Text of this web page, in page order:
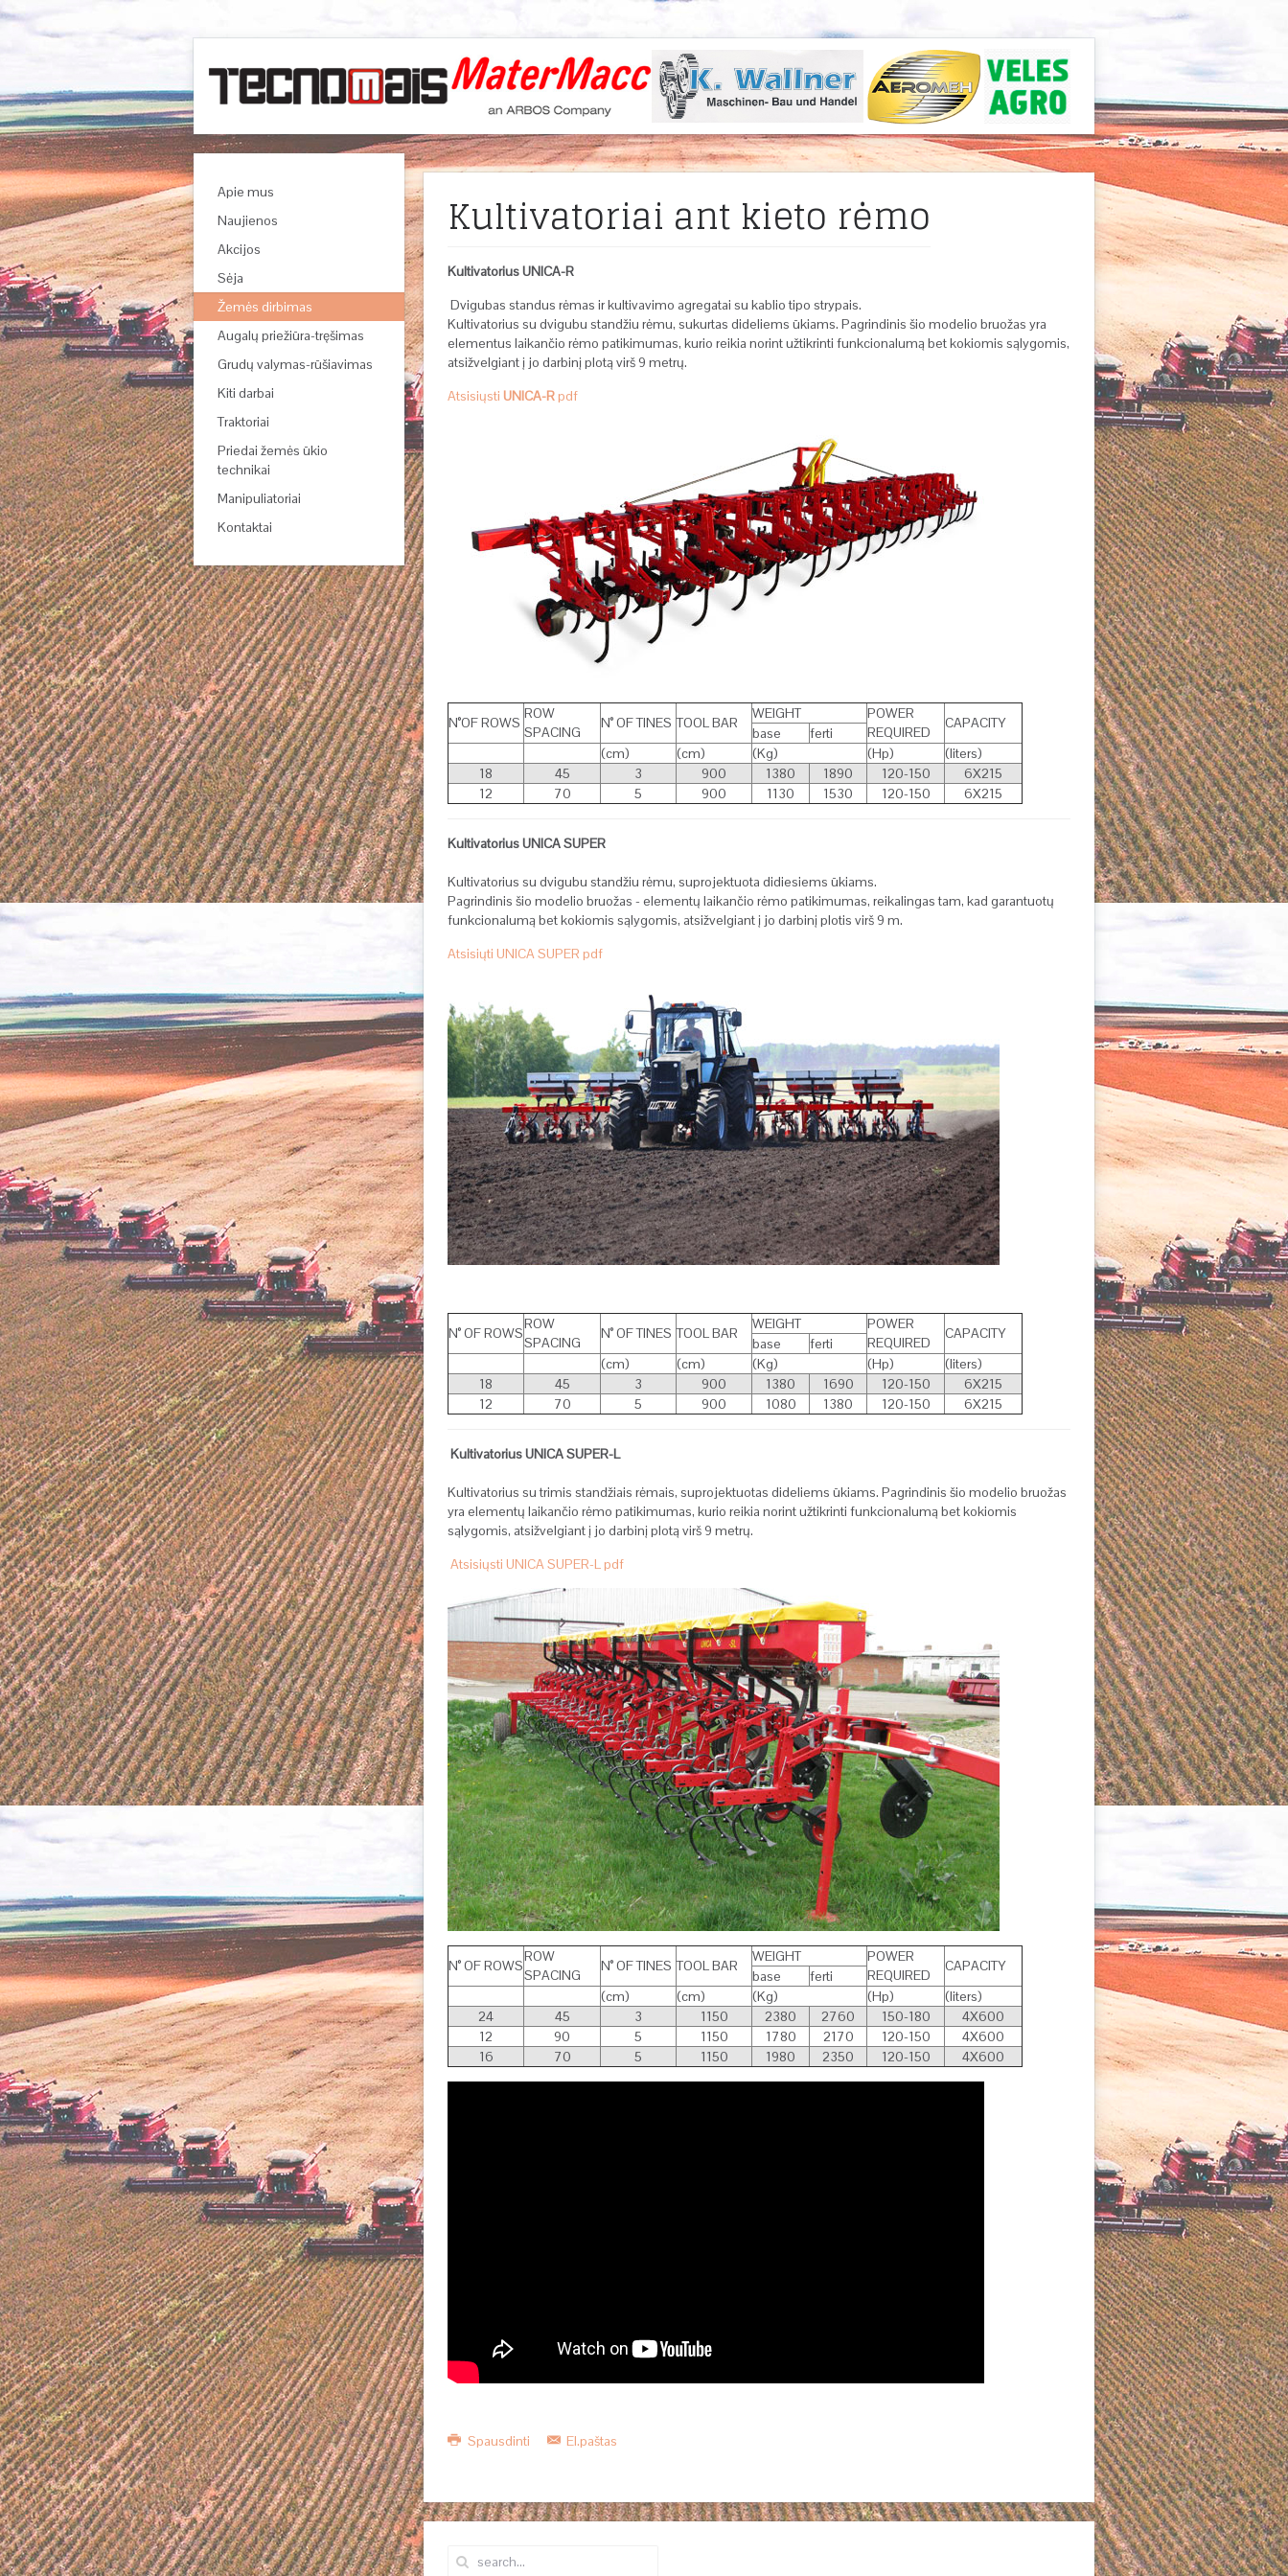
Kultivatoriai ant kieto rėmo
Kultivatorius UNICA-R
Dvigubas standus rėmas ir kultivavimo agregatai su kablio tipo strypais.
Kultivatorius su dvigubu standžiu rėmu, sukurtas dideliems ūkiams. Pagrindinis šio modelio bruožas yra
elementus laikančio rėmo patikimumas, kurio reikia norint užtikrinti funkcionalumą bet kokiomis sąlygomis,
atsižvelgiant į jo darbinį plotą virš 9 metrų.
Atsisiųsti UNICA-Rpdf
N°OF ROWS
ROW
SPACING
N° OF TINES TOOL BAR
WEIGHT
POWER
REQUIRED
CAPACITY
base
ferti
(cm)
(cm) (Kg) (Hp)
(liters)
18
45 3 900 1380 1890 120-150
6X215
12
70 5 900 1130 1530 120-150 6X215
Kultivatorius UNICA SUPER
Kultivatorius su dvigubu standžiu rėmu, suprojektuota didiesiems ūkiams.
Pagrindinis šio modelio bruožas - elementų laikančio rėmo patikimumas, reikalingas tam, kad garantuotų
funkcionalumą bet kokiomis sąlygomis, atsižvelgiant į jo darbinį plotis virš 9 m.
Atsisiųti UNICA SUPER pdf
N° OF ROWS
ROW
SPACING
N° OF TINES TOOL BAR
WEIGHT
POWER
REQUIRED
CAPACITY
base
ferti
(cm)
(cm) (Kg) (Hp)
(liters)
18
45 3 900 1380 1690 120-150
6X215
12
70 5 900 1080 1380 120-150 6X215
Kultivatorius UNICA SUPER-L
Kultivatorius su trimis standžiais rėmais, suprojektuotas dideliems ūkiams. Pagrindinis šio modelio bruožas
yra elementų laikančio rėmo patikimumas, kurio reikia norint užtikrinti funkcionalumą bet kokiomis
sąlygomis, atsižvelgiant į jo darbinį plotą virš 9 metrų.
Atsisiųsti UNICA SUPER-L pdf
N° OF ROWS
ROW
SPACING
N° OF TINES TOOL BAR
WEIGHT
POWER
REQUIRED
CAPACITY
base
ferti
(cm)
(cm) (Kg) (Hp)
(liters)
24
45 3 1150 2380 2760 150-180
4X600
12
90 5 1150 1780 2170 120-150
4X600
16
70 5 1150 1980 2350 120-150 4X600
Spausdinti El.paštas
Apie mus
Naujienos
Akcijos
Sėja
Žemės dirbimas
Augalų priežiūra-tręšimas
Grudų valymas-rūšiavimas
Kiti darbai
Traktoriai
Priedai žemės ūkio
technikai
Manipuliatoriai
Kontaktai